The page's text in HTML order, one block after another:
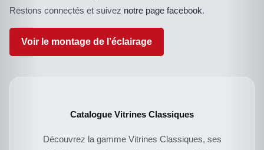
Restons connectés et suivez notre page facebook.
Voir le montage de l’éclairage
Catalogue Vitrines Classiques
Découvrez la gamme Vitrines Classiques, ses